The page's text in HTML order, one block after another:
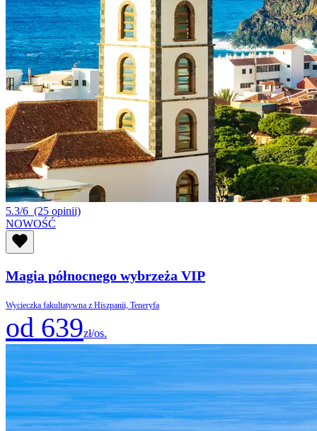
5.3/6 (25 opinii)
NOWOŚĆ
Magia północnego wybrzeża VIP
Wycieczka fakultatywna z Hiszpanii, Teneryfa
od 639zł/os.